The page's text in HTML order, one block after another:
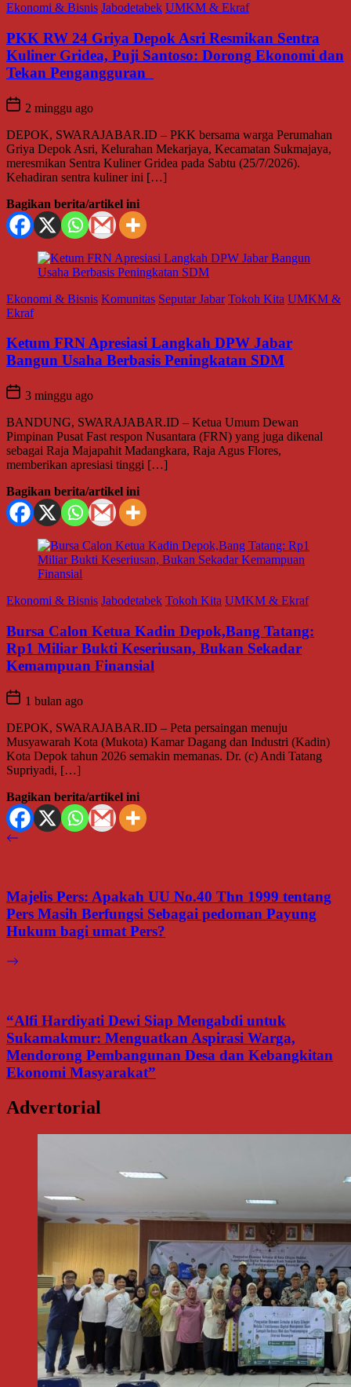
Ekonomi & Bisnis Jabodetabek UMKM & Ekraf
PKK RW 24 Griya Depok Asri Resmikan Sentra
Kuliner Gridea, Puji Santoso: Dorong Ekonomi dan
Tekan Pengangguran
2 minggu ago
DEPOK, SWARAJABAR.ID – PKK bersama warga Perumahan
Griya Depok Asri, Kelurahan Mekarjaya, Kecamatan Sukmajaya,
meresmikan Sentra Kuliner Gridea pada Sabtu (25/7/2026).
Kehadiran sentra kuliner ini […]
Bagikan berita/artikel ini
Ekonomi & Bisnis Komunitas Seputar Jabar Tokoh Kita UMKM &
Ekraf
Ketum FRN Apresiasi Langkah DPW Jabar
Bangun Usaha Berbasis Peningkatan SDM
3 minggu ago
BANDUNG, SWARAJABAR.ID – Ketua Umum Dewan
Pimpinan Pusat Fast respon Nusantara (FRN) yang juga dikenal
sebagai Raja Majapahit Madangkara, Raja Agus Flores,
memberikan apresiasi tinggi […]
Bagikan berita/artikel ini
Ekonomi & Bisnis Jabodetabek Tokoh Kita UMKM & Ekraf
Bursa Calon Ketua Kadin Depok,Bang Tatang:
Rp1 Miliar Bukti Keseriusan, Bukan Sekadar
Kemampuan Finansial
1 bulan ago
DEPOK, SWARAJABAR.ID – Peta persaingan menuju
Musyawarah Kota (Mukota) Kamar Dagang dan Industri (Kadin)
Kota Depok tahun 2026 semakin memanas. Dr. (c) Andi Tatang
Supriyadi, […]
Bagikan berita/artikel ini
Majelis Pers: Apakah UU No.40 Thn 1999 tentang
Pers Masih Berfungsi Sebagai pedoman Payung
Hukum bagi umat Pers?
“Alfi Hardiyati Dewi Siap Mengabdi untuk
Sukamakmur: Menguatkan Aspirasi Warga,
Mendorong Pembangunan Desa dan Kebangkitan
Ekonomi Masyarakat”
Advertorial